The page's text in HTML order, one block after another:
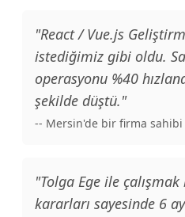
"React / Vue.js
istediğimiz gibi oldu.
operasyonu %40
şekilde düştü."
-- Mersin'de bir firma sahibi
"Tolga Ege ile
kararları sayesinde 6